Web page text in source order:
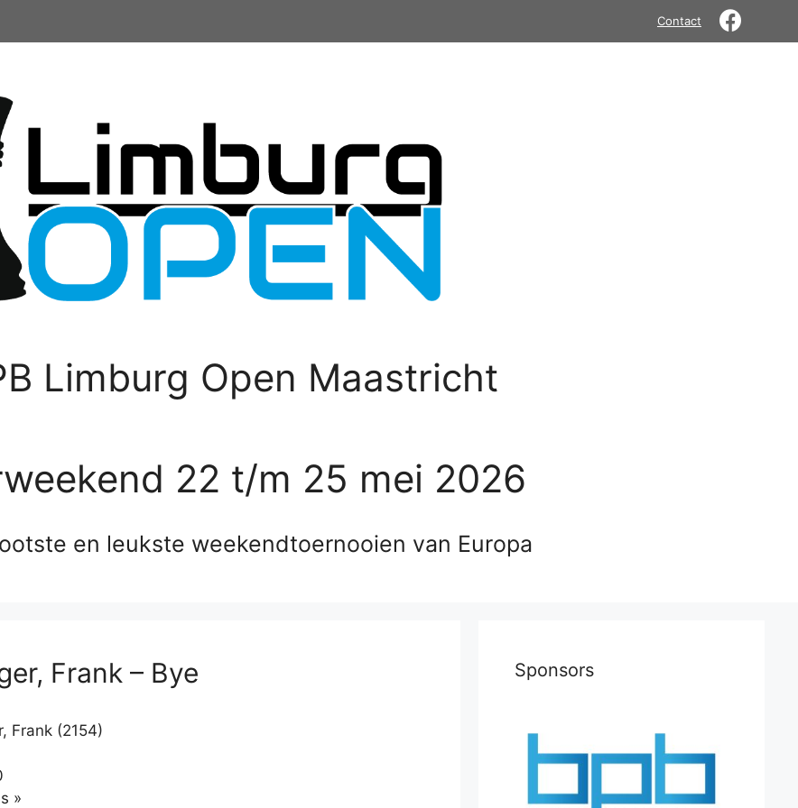
Contact
Limburg Open Maastricht
22 t/m 25 mei 2026
en leukste weekendtoernooien van Europa
Frank – Bye
Frank (2154)
»
Sponsors